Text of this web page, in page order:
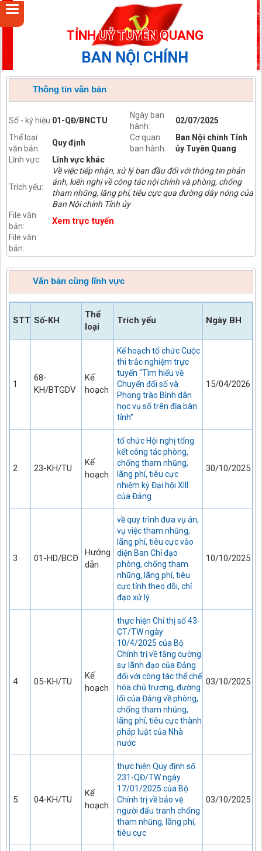
TỈNH UỶ TUYÊN QUANG
BAN NỘI CHÍNH
Thông tin văn bản
Số - ký hiệu:01-QĐ/BNCTU
Ngày ban
hành:
02/07/2025
Thể loại
văn bản:
Quy định
Cơ quan
ban hành:
Ban Nội chính Tỉnh
ủy Tuyên Quang
Lĩnh vực:
Lĩnh vực khác
Trích yếu:
Về việc tiếp nhận, xử lý ban đầu đối với thông tin phản
ánh, kiến nghị về công tác nội chính và phòng, chống
tham nhũng, lãng phí, tiêu cực qua đường dây nóng của
Ban Nội chính Tỉnh ủy
File văn
bản:
Xem trực tuyến
File văn
bản:
Văn bản cùng lĩnh vực
STT Số-KH
Thể
loại
Trích yếu Ngày BH
1
68-
KH/BTGDV
Kế
hoạch
Kế hoạch tổ chức Cuộc
thi trắc nghiệm trực
tuyến “Tìm hiểu về
Chuyển đổi số và
Phong trào Bình dân
học vụ số trên địa bàn
tỉnh”
15/04/2026
2 23-KH/TU
Kế
hoạch
tổ chức Hội nghị tổng
kết công tác phòng,
chống tham nhũng,
lãng phí, tiêu cực
nhiệm kỳ Đại hội XIII
của Đảng
30/10/2025
3 01-HD/BCĐ
Hướng
dẫn
về quy trình đưa vụ án,
vụ việc tham nhũng,
lãng phí, tiêu cực vào
diện Ban Chỉ đạo
phòng, chống tham
nhũng, lãng phí, tiêu
cực tỉnh theo dõi, chỉ
đạo xử lý
10/10/2025
4 05-KH/TU
Kế
hoạch
thực hiện Chỉ thị số 43-
CT/TW ngày
10/4/2025 của Bộ
Chính trị về tăng cường
sự lãnh đạo của Đảng
đối với công tác thể chế
hóa chủ trương, đường
lối của Đảng về phòng,
chống tham nhũng,
lãng phí, tiêu cực thành
pháp luật của Nhà
nước
03/10/2025
5 04-KH/TU
Kế
hoạch
thực hiện Quy định số
231-QĐ/TW ngày
17/01/2025 của Bộ
Chính trị về bảo vệ
người đấu tranh chống
tham nhũng, lãng phí,
tiêu cực
03/10/2025